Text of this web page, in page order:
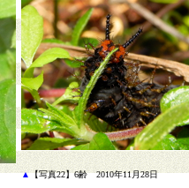
▲【写真22】6齢 2010年11月28日